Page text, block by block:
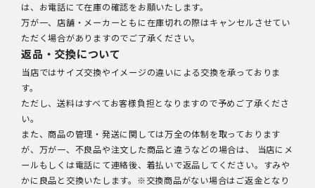
は、お電話にて在庫の確認をお願いたします。
万が一、店舗・メーカーともに在庫切れの際はキャンセルさせてい
ただく場合がありますのでご了承ください。
返品・交換について
当店ではサイズ交換やイメージの違いによる交換を承っておりま
す。
ただし、送料はすべてお客様負担となりますので予めご了承くださ
い。
また、商品の管理・発送に関しては万全の体制を取っております
が、万が一、不良品や注文した商品と違うなどの場合は、 当店にメ
ールもしくは電話にて連絡後、着払いで返品してください。すみや
かに良品と交換いたします。※交換商品がない場合はご返金となり